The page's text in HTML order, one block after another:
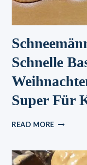
Schnelle
Super Für
READ MORE
BASTELEI
FÜR